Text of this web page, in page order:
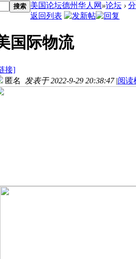
搜索 美国论坛德州华人网 »论坛 ›
返回列表
国际物流
接]
匿名 发表于 2022-9-29 20:38:47 |阅读